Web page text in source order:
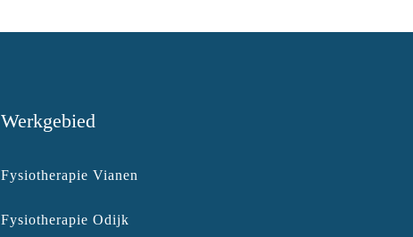
Werkgebied
Fysiotherapie Vianen
Fysiotherapie Odijk